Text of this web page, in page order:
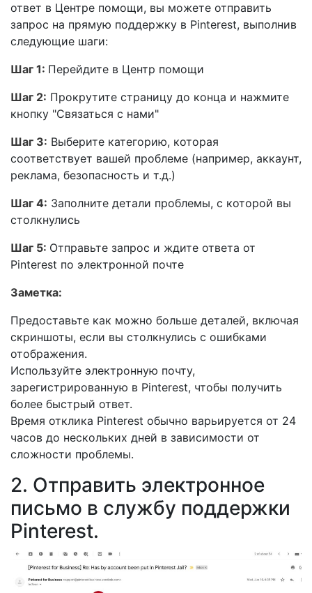
ответ в Центре помощи, вы можете отправить
запрос на прямую поддержку в Pinterest, выполнив
следующие шаги:
Шаг 1: Перейдите в Центр помощи
Шаг 2: Прокрутите страницу до конца и нажмите
кнопку "Связаться с нами"
Шаг 3: Выберите категорию, которая
соответствует вашей проблеме (например, аккаунт,
реклама, безопасность и т.д.)
Шаг 4: Заполните детали проблемы, с которой вы
столкнулись
Шаг 5: Отправьте запрос и ждите ответа от
Pinterest по электронной почте
Заметка:
Предоставьте как можно больше деталей, включая
скриншоты, если вы столкнулись с ошибками
отображения.
Используйте электронную почту,
зарегистрированную в Pinterest, чтобы получить
более быстрый ответ.
Время отклика Pinterest обычно варьируется от 24
часов до нескольких дней в зависимости от
сложности проблемы.
2. Отправить электронное
письмо в службу поддержки
Pinterest.